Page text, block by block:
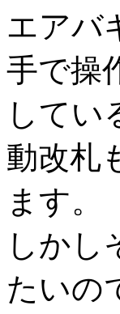
エアバ
手で操
してい
動改札
ます。
しかし
たいの